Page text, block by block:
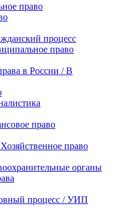
право
процесс
право
в России / В
право
право
органы
процесс / УИП